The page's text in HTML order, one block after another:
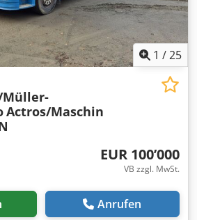
1 /25
Müller-
Actros/Maschin
EUR 100’000
VB zzgl. MwSt.
Anrufen